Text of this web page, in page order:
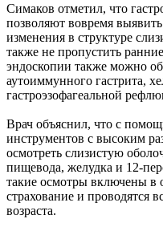
Симаков отметил, что
позволяют вовремя
изменения в структуре
также не пропустить
эндоскопии также можно
аутоиммунного гастрита,
гастроэзофагеальной
Врач объяснил, что с
инструментов с высоким
осмотреть слизистую
пищевода, желудка и 12-
такие осмотры включены в
страхование и проводятся
возраста.